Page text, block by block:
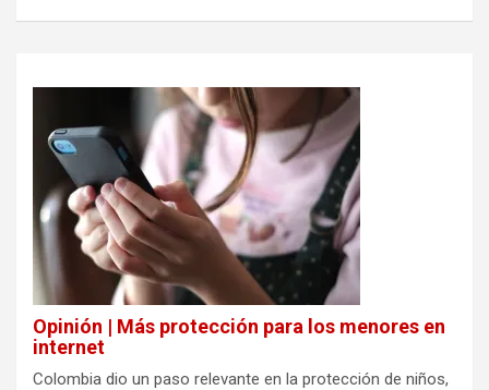
Opinión | Más protección para los menores en
internet
Colombia dio un paso relevante en la protección de niños,